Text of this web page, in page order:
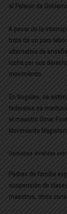
al Palacio de
A pesar de la
trata de un paro
alternativa de
lucha por sus
movimiento.
En Nogales, se
federales se
el maestro Omar
Movimiento
Opiniones divididas
Padres de familia
suspensión de
maestros, otros